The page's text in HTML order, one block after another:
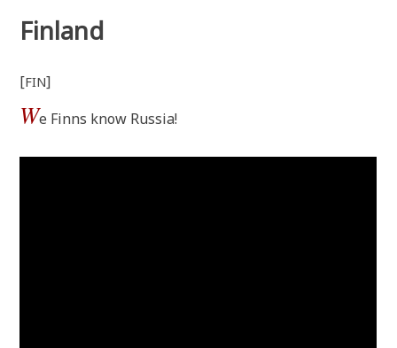
Finland
[FIN]
We Finns know Russia!